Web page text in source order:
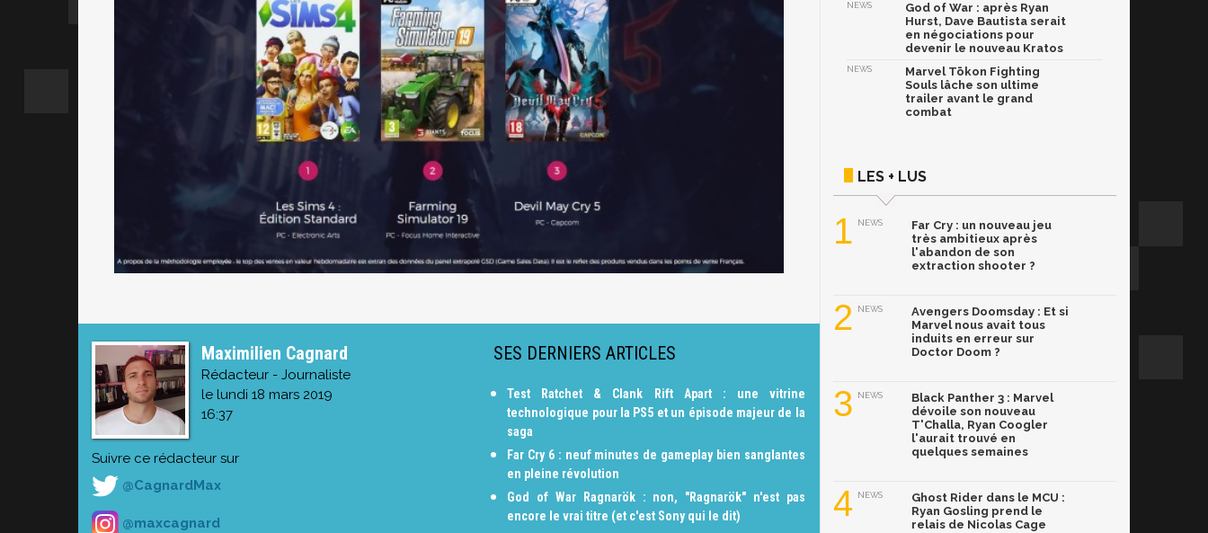
Maximilien Cagnard
Rédacteur - Journaliste
le lundi 18 mars 2019
16:37
Suivre ce rédacteur sur
@CagnardMax
@maxcagnard
SES DERNIERS ARTICLES
Test Ratchet & Clank Rift Apart : une vitrine
technologique pour la PS5 et un épisode majeur de la
saga
Far Cry 6 : neuf minutes de gameplay bien sanglantes
en pleine révolution
God of War Ragnarök : non, "Ragnarök" n'est pas
encore le vrai titre (et c'est Sony qui le dit)
NEWS
God of War : après Ryan
Hurst, Dave Bautista serait
en négociations pour
devenir le nouveau Kratos
NEWS
Marvel Tōkon Fighting
Souls lâche son ultime
trailer avant le grand
combat
LES + LUS
1 NEWS
Far Cry : un nouveau jeu
très ambitieux après
l'abandon de son
extraction shooter ?
2 NEWS
Avengers Doomsday : Et si
Marvel nous avait tous
induits en erreur sur
Doctor Doom ?
3 NEWS
Black Panther 3 : Marvel
dévoile son nouveau
T'Challa, Ryan Coogler
l'aurait trouvé en
quelques semaines
4 NEWS
Ghost Rider dans le MCU :
Ryan Gosling prend le
relais de Nicolas Cage